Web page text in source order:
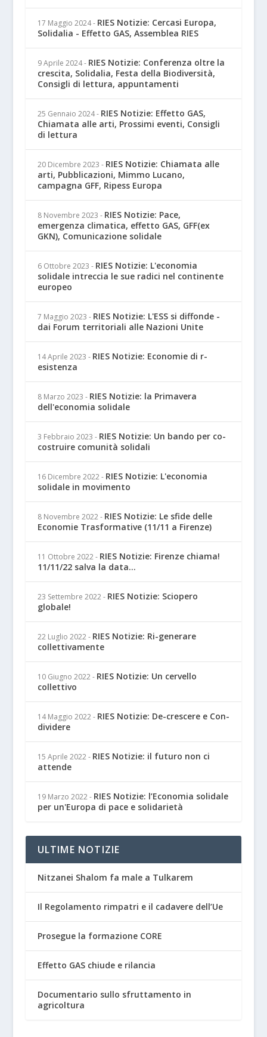
17 Maggio 2024 - RIES Notizie: Cercasi Europa,
Solidalia - Effetto GAS, Assemblea RIES
9 Aprile 2024 - RIES Notizie: Conferenza oltre la
crescita, Solidalia, Festa della Biodiversità,
Consigli di lettura, appuntamenti
25 Gennaio 2024 - RIES Notizie: Effetto GAS,
Chiamata alle arti, Prossimi eventi, Consigli
di lettura
20 Dicembre 2023 - RIES Notizie: Chiamata alle
arti, Pubblicazioni, Mimmo Lucano,
campagna GFF, Ripess Europa
8 Novembre 2023 - RIES Notizie: Pace,
emergenza climatica, effetto GAS, GFF(ex
GKN), Comunicazione solidale
6 Ottobre 2023 - RIES Notizie: L'economia
solidale intreccia le sue radici nel continente
europeo
7 Maggio 2023 - RIES Notizie: L'ESS si diffonde -
dai Forum territoriali alle Nazioni Unite
14 Aprile 2023 - RIES Notizie: Economie di r-
esistenza
8 Marzo 2023 - RIES Notizie: la Primavera
dell'economia solidale
3 Febbraio 2023 - RIES Notizie: Un bando per co-
costruire comunità solidali
16 Dicembre 2022 - RIES Notizie: L'economia
solidale in movimento
8 Novembre 2022 - RIES Notizie: Le sfide delle
Economie Trasformative (11/11 a Firenze)
11 Ottobre 2022 - RIES Notizie: Firenze chiama!
11/11/22 salva la data...
23 Settembre 2022 - RIES Notizie: Sciopero
globale!
22 Luglio 2022 - RIES Notizie: Ri-generare
collettivamente
10 Giugno 2022 - RIES Notizie: Un cervello
collettivo
14 Maggio 2022 - RIES Notizie: De-crescere e Con-
dividere
15 Aprile 2022 - RIES Notizie: il futuro non ci
attende
19 Marzo 2022 - RIES Notizie: l’Economia solidale
per un'Europa di pace e solidarietà
ULTIME NOTIZIE
Nitzanei Shalom fa male a Tulkarem
Il Regolamento rimpatri e il cadavere dell’Ue
Prosegue la formazione CORE
Effetto GAS chiude e rilancia
Documentario sullo sfruttamento in
agricoltura